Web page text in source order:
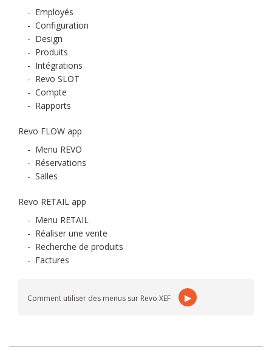
- Employés
- Configuration
- Design
- Produits
- Intégrations
- Revo SLOT
- Compte
- Rapports
Revo FLOW app
- Menu REVO
- Réservations
- Salles
Revo RETAIL app
- Menu RETAIL
- Réaliser une vente
- Recherche de produits
- Factures
Comment utiliser des menus sur Revo XEF ▶